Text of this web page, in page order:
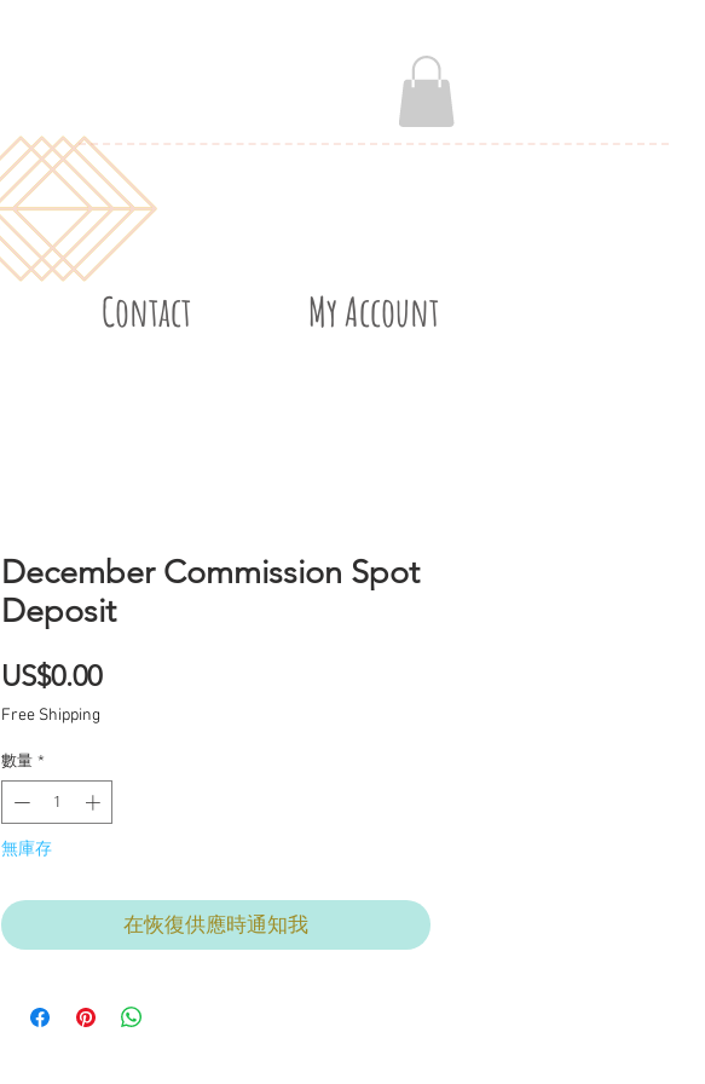
Contact My Account
December Commission Spot
Deposit
US$0.00價
Free Shipping
數量 *
無庫存
在恢復供應時通知我